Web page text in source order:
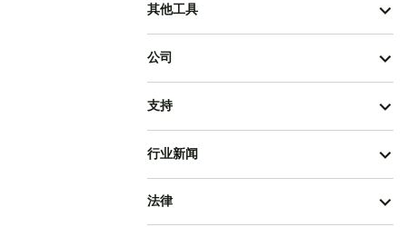
其他工具
公司
支持
行业新闻
法律